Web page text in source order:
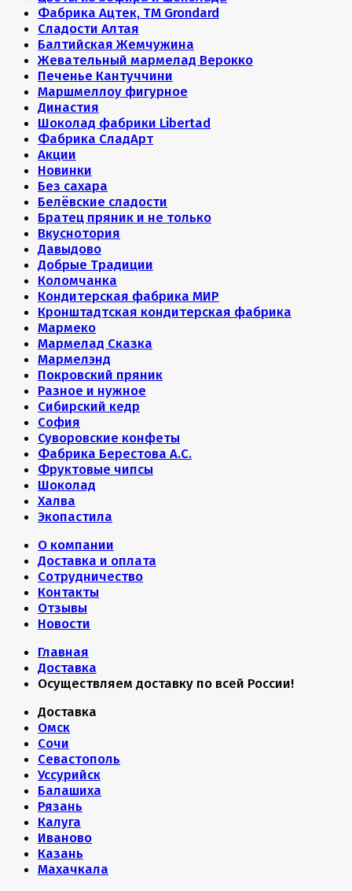
Фабрика Ацтек, ТМ Grondard
Сладости Алтая
Балтийская Жемчужина
Жевательный мармелад Верокко
Печенье Кантуччини
Маршмеллоу фигурное
Династия
Шоколад фабрики Libertad
Фабрика СладАрт
Акции
Новинки
Без сахара
Белёвские сладости
Братец пряник и не только
Вкуснотория
Давыдово
Добрые Традиции
Коломчанка
Кондитерская фабрика МИР
Кронштадтская кондитерская фабрика
Мармеко
Мармелад Сказка
Мармелэнд
Покровский пряник
Разное и нужное
Сибирский кедр
София
Суворовские конфеты
Фабрика Берестова А.С.
Фруктовые чипсы
Шоколад
Халва
Экопастила
О компании
Доставка и оплата
Сотрудничество
Контакты
Отзывы
Новости
Главная
Доставка
Осуществляем доставку по всей России!
Доставка
Омск
Сочи
Севастополь
Уссурийск
Балашиха
Рязань
Калуга
Иваново
Казань
Махачкала